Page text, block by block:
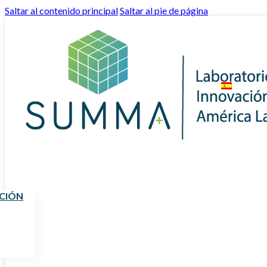
Saltar al contenido principalSaltar al pie de página